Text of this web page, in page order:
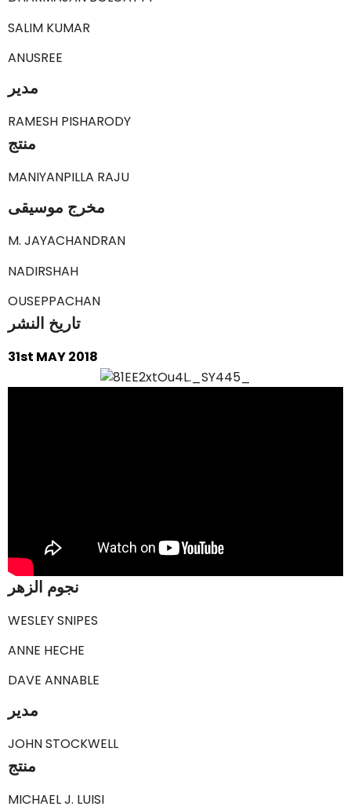
SALIM KUMAR
ANUSREE
مدير
RAMESH PISHARODY
منتج
MANIYANPILLA RAJU
مخرج موسيقى
M. JAYACHANDRAN
NADIRSHAH
OUSEPPACHAN
تاريخ النشر
31st MAY 2018
نجوم الزهر
WESLEY SNIPES
ANNE HECHE
DAVE ANNABLE
مدير
JOHN STOCKWELL
منتج
MICHAEL J. LUISI